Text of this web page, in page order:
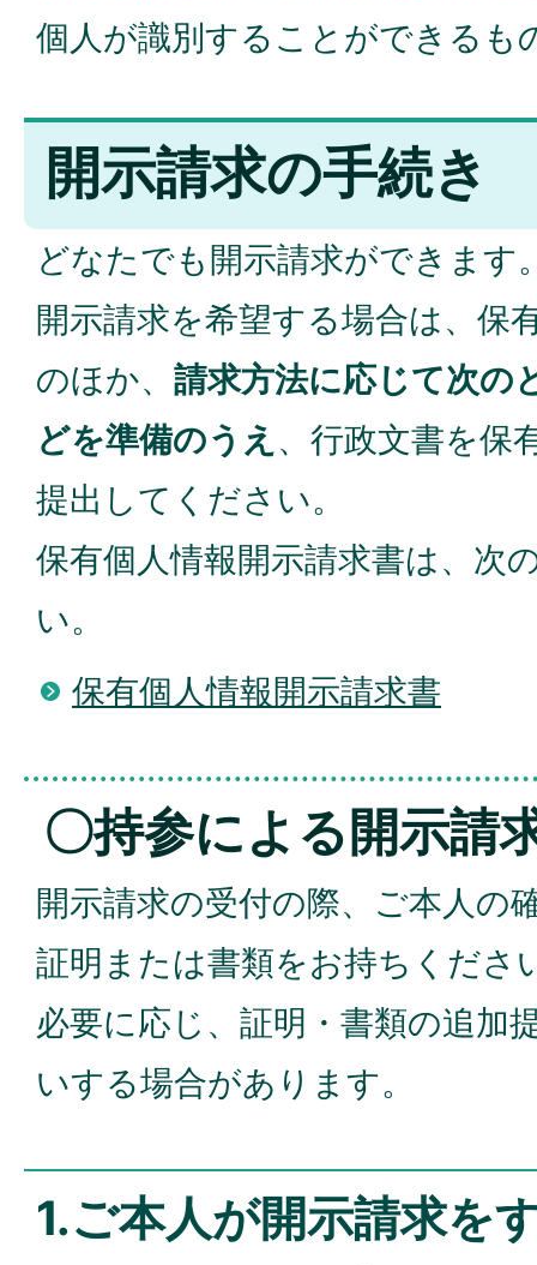
個人が識別することができるも
開示請求の手続き
どなたでも開示請求ができます
開示請求を希望する場合は、保
のほか、 請求方法に応じて次の
どを準備のうえ 、行政文書を保
提出してください。
保有個人情報開示請求書は、次
い。
保有個人情報開示請求書
〇持参による開示請
開示請求の受付の際、ご本人の
証明または書類をお持ちくださ
必要に応じ、証明・書類の追加
いする場合があります。
1.ご本人が開示請求を